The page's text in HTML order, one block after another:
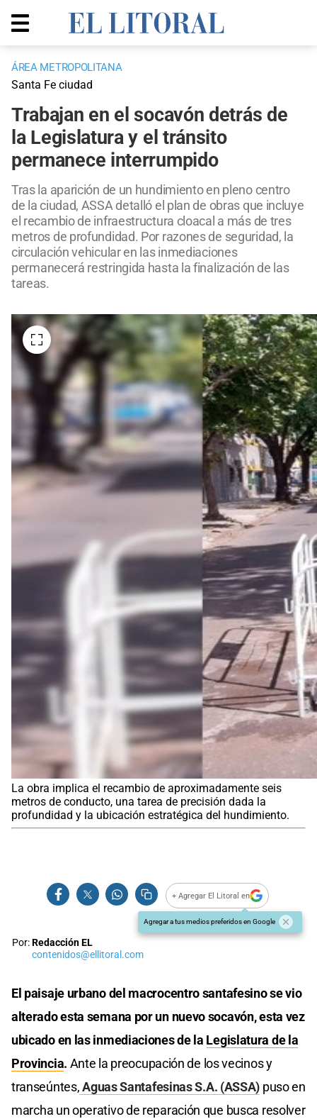
ÁREA METROPOLITANA
Santa Fe ciudad
Trabajan en el socavón detrás de
la Legislatura y el tránsito
permanece interrumpido
Tras la aparición de un hundimiento en pleno centro
de la ciudad, ASSA detalló el plan de obras que incluye
el recambio de infraestructura cloacal a más de tres
metros de profundidad. Por razones de seguridad, la
circulación vehicular en las inmediaciones
permanecerá restringida hasta la finalización de las
tareas.
La obra implica el recambio de aproximadamente seis
metros de conducto, una tarea de precisión dada la
profundidad y la ubicación estratégica del hundimiento.
+ Agregar El Litoral en
Agregar a tus medios preferidos en Google
Por:Redacción EL
contenidos@ellitoral.com
El paisaje urbano del macrocentro santafesino se vio
alterado esta semana por un nuevo socavón, esta vez
ubicado en las inmediaciones de la Legislatura de la
Provincia. Ante la preocupación de los vecinos y
transeúntes,Aguas Santafesinas S.A. (ASSA) puso en
marcha un operativo de reparación que busca resolver